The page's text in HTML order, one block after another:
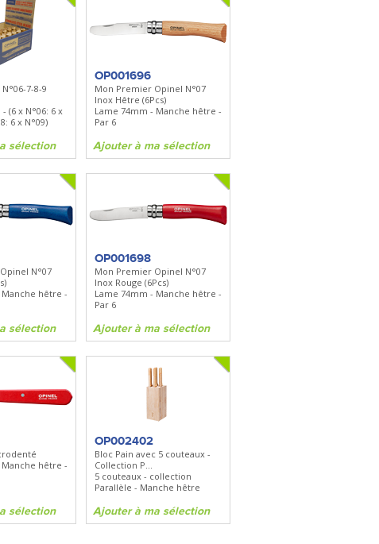
7-8-9
(6 x N°06: 6 x
6 x N°09)
sélection
OP001696
Mon Premier Opinel N°07
Inox Hêtre (6Pcs)
Lame 74mm - Manche hêtre -
Par 6
Ajouter à ma sélection
N°07
hêtre -
sélection
OP001698
Mon Premier Opinel N°07
Inox Rouge (6Pcs)
Lame 74mm - Manche hêtre -
Par 6
Ajouter à ma sélection
hêtre -
sélection
OP002402
Bloc Pain avec 5 couteaux -
Collection P...
5 couteaux - collection
Parallèle - Manche hêtre
Ajouter à ma sélection